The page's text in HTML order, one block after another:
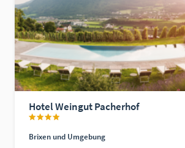
Hotel Weingut Pacherhof
Brixen und Umgebung